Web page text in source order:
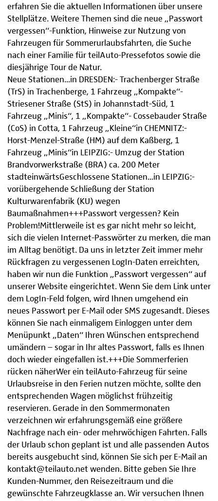
erfahren Sie die aktuellen Informationen über unsere
Stellplätze. Weitere Themen sind die neue „Passwort
vergessen“-Funktion, Hinweise zur Nutzung von
Fahrzeugen für Sommerurlaubsfahrten, die Suche
nach einer Familie für teilAuto-Pressefotos sowie die
diesjährige Tour de Natur.
Neue Stationen...in DRESDEN:- Trachenberger Straße
(TrS) in Trachenberge, 1 Fahrzeug „Kompakte“-
Striesener Straße (StS) in Johannstadt-Süd, 1
Fahrzeug „Minis“, 1 „Kompakte“- Cossebauder Straße
(CoS) in Cotta, 1 Fahrzeug „Kleine“in CHEMNITZ:-
Horst-Menzel-Straße (HM) auf dem Kaßberg, 1
Fahrzeug „Minis“in LEIPZIG:- Umzug der Station
Brandvorwerkstraße (BRA) ca. 200 Meter
stadteinwärtsGeschlossene Stationen...in LEIPZIG:-
vorübergehende Schließung der Station
Kulturwarenfabrik (KU) wegen
Baumaßnahmen+++Passwort vergessen? Kein
Problem!Mittlerweile ist es gar nicht mehr so leicht,
sich die vielen Internet-Passwörter zu merken, die man
im Alltag benötigt. Da uns in letzter Zeit immer mehr
Rückfragen zu vergessenen LogIn-Daten erreichten,
haben wir nun die Funktion „Passwort vergessen“ auf
unserer Website eingerichtet. Wenn Sie dem Link unter
dem LogIn-Feld folgen, wird Ihnen umgehend ein
neues Passwort per E-Mail oder SMS zugesandt. Dieses
können Sie nach einmaligem Einloggen unter dem
Menüpunkt „Daten“ Ihren Wünschen entsprechend
umändern – sogar in Ihr altes Passwort, falls es Ihnen
doch wieder eingefallen ist.+++Die Sommerferien
rücken näherWer ein teilAuto-Fahrzeug für seine
Urlaubsreise in den Ferien nutzen möchte, sollte den
entsprechenden Wagen möglichst frühzeitig
reservieren. Gerade in den Sommermonaten
verzeichnen wir erfahrungsgemäß eine größere
Nachfrage nach ein- oder mehrwöchigen Fahrten. Falls
der Urlaub schon geplant ist und alle passenden Autos
bereits ausgebucht sind, können Sie sich per E-Mail an
kontakt@teilauto.net wenden. Bitte geben Sie Ihre
Kunden-Nummer, den Reisezeitraum und die
gewünschte Fahrzeugklasse an. Wir versuchen Ihnen